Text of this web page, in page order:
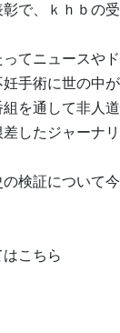
で、ｋｈｂの
てニュースや
手術に世の中
を通して非人
したジャーナ
検証について
こちら